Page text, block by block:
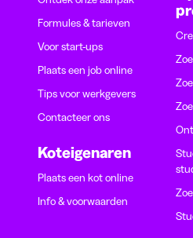
Formules & tarieven
Voor start-ups
Plaats een job online
Tips voor werkgevers
Contacteer ons
Koteigenaren
Plaats een kot online
Info & voorwaarden